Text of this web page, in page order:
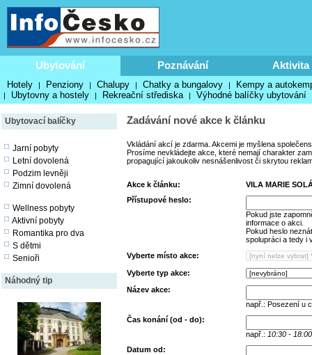
Ubytování Poznávání Aktivita
Hotely | Penziony | Chalupy | Chatky a bungalovy | Kempy a
| Ubytovny a hostely | Rekreační střediska | Výhodné balíčky ubytování
Ubytovací balíčky
Jarní pobyty
Letní dovolená
Podzim levněji
Zimní dovolená
Wellness pobyty
Aktivní pobyty
Romantika pro dva
S dětmi
Senioři
Náhodný tip
Zadávání nové akce k článku
Vkládání akcí je zdarma. Akcemi je myšlena
Prosíme nevkládejte akce, které nemají charakter
propagující jakoukoliv nesnášenlivost či skrytou
Akce k článku:
VILA MARIE
Přístupové heslo:
Pokud jste
informace o akci.
Pokud heslo
spolupráci a tedy i
Vyberte místo akce:
Vyberte typ akce:
Název akce:
např.: Posezení u
Čas konání (od - do):
např.: 10:30 - 18:00
Datum od: